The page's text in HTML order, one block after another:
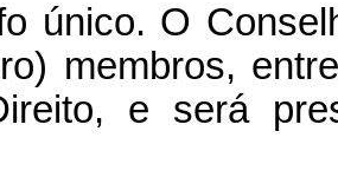
único. O
membros,
e será